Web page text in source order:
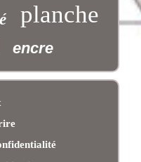
planche
encre